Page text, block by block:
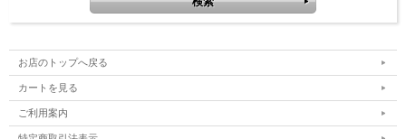
お店のトップへ戻る
カートを見る
ご利用案内